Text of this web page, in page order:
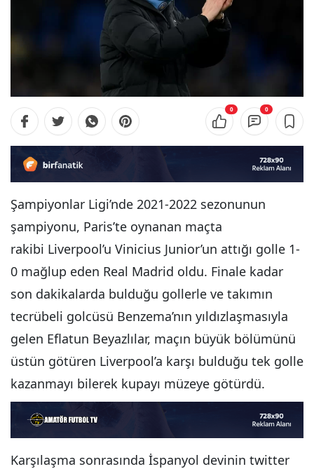
0 0
Şampiyonlar Ligi’nde 2021-2022 sezonunun
şampiyonu, Paris’te oynanan maçta
rakibi Liverpool’u Vinicius Junior’un attığı golle 1-
0 mağlup eden Real Madrid oldu. Finale kadar
son dakikalarda bulduğu gollerle ve takımın
tecrübeli golcüsü Benzema’nın yıldızlaşmasıyla
gelen Eflatun Beyazlılar, maçın büyük bölümünü
üstün götüren Liverpool’a karşı bulduğu tek golle
kazanmayı bilerek kupayı müzeye götürdü.
Karşılaşma sonrasında İspanyol devinin twitter